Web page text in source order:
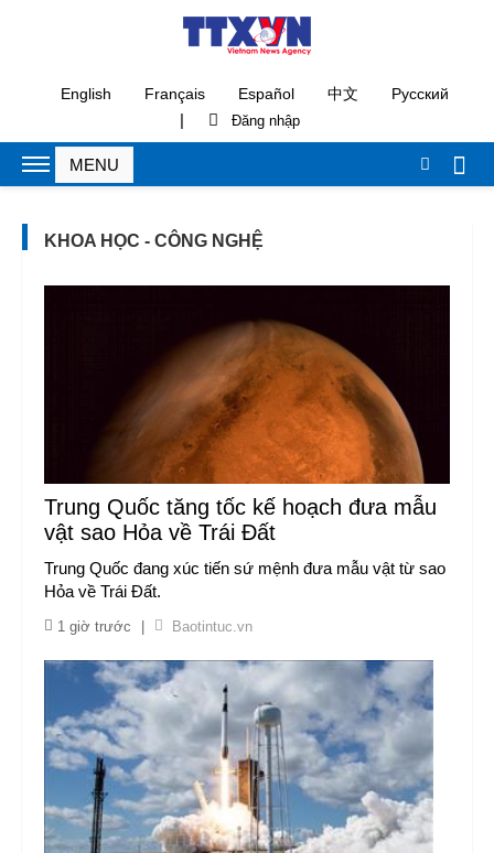
English Français Español 中文 Русский
|
KHOA HỌC - CÔNG NGHỆ
Trung Quốc tăng tốc kế hoạch đưa mẫu
vật sao Hỏa về Trái Đất
Trung Quốc đang xúc tiến sứ mệnh đưa mẫu vật từ sao
Hỏa về Trái Đất.
1 giờ trước Baotintuc.vn